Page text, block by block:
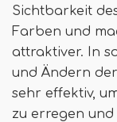
Sichtbarkeit
Farben und
attraktiver. In
und Ändern
sehr effektiv,
zu erregen und